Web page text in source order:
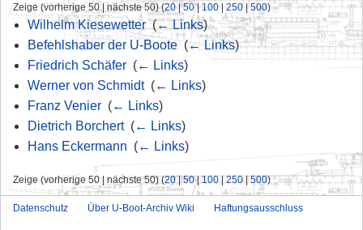
Zeige (vorherige 50 | nächste 50) (20|50|100| 250|500)
Wilhelm Kiesewetter‎(← Links)
Befehlshaber der U-Boote‎ (← Links)
Friedrich Schäfer‎ (← Links)
Werner von Schmidt‎ (← Links)
Franz Venier‎ (← Links)
Dietrich Borchert‎ (← Links)
Hans Eckermann (← Links)
Zeige (vorherige 50 | nächste 50) (20|50|100|250|500)
Datenschutz Über U-Boot-Archiv Wiki Haftungsausschluss